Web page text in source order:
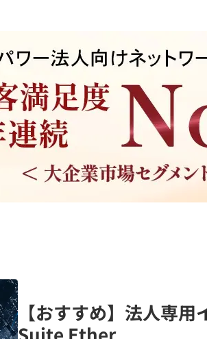
【おすすめ】法人専